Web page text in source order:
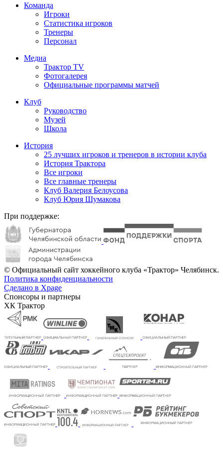
Команда
Игроки
Статистика игроков
Тренеры
Персонал
Медиа
Трактор TV
Фотогалерея
Официальные программы матчей
Клуб
Руководство
Музей
Школа
История
25 лучших игроков и тренеров в истории клуба
История Трактора
Все игроки
Все главные тренеры
Клуб Валерия Белоусова
Клуб Юрия Шумакова
При поддержке:
© Официальный сайт хоккейного клуба «Трактор» Челябинск.
Политика конфиденциальности
Сделано в Xpage
Спонсоры и партнеры
ХК Трактор